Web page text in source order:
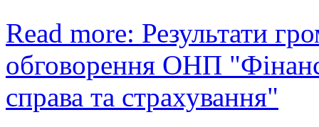
Read more: Результати
обговорення ОНП
справа та страхування"